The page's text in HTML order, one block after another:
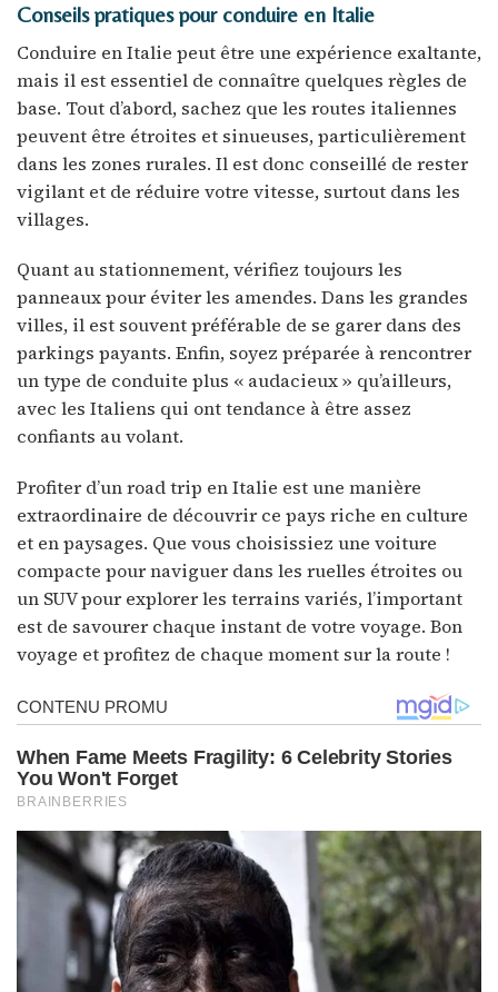
Conseils pratiques pour conduire en Italie
Conduire en Italie peut être une expérience exaltante,
mais il est essentiel de connaître quelques règles de
base. Tout d’abord, sachez que les routes italiennes
peuvent être étroites et sinueuses, particulièrement
dans les zones rurales. Il est donc conseillé de rester
vigilant et de réduire votre vitesse, surtout dans les
villages.
Quant au stationnement, vérifiez toujours les
panneaux pour éviter les amendes. Dans les grandes
villes, il est souvent préférable de se garer dans des
parkings payants. Enfin, soyez préparée à rencontrer
un type de conduite plus « audacieux » qu’ailleurs,
avec les Italiens qui ont tendance à être assez
confiants au volant.
Profiter d’un road trip en Italie est une manière
extraordinaire de découvrir ce pays riche en culture
et en paysages. Que vous choisissiez une voiture
compacte pour naviguer dans les ruelles étroites ou
un SUV pour explorer les terrains variés, l’important
est de savourer chaque instant de votre voyage. Bon
voyage et profitez de chaque moment sur la route !